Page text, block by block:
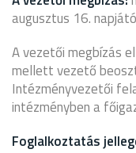
augusztus 16.
A vezetői megbízás
mellett vezető
Intézményvezetői
intézményben a
Foglalkoztatás